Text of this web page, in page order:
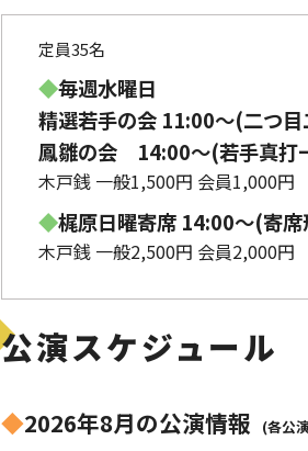
定員35名
◆毎週水曜日
精選若手の会 11:00〜(二つ目
鳳雛の会 14:00～(若手真打
木戸銭 一般1,500円 会員1,000円
◆梶原日曜寄席 14:00〜(寄席
木戸銭 一般2,500円 会員2,000円
公演スケジュール
◆2026年8月の公演情報 (各公